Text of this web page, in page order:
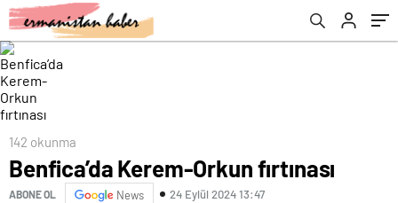
142 okunma
Benfica’da Kerem-Orkun fırtınası
ABONE OL News 24 Eylül 2024 13:47